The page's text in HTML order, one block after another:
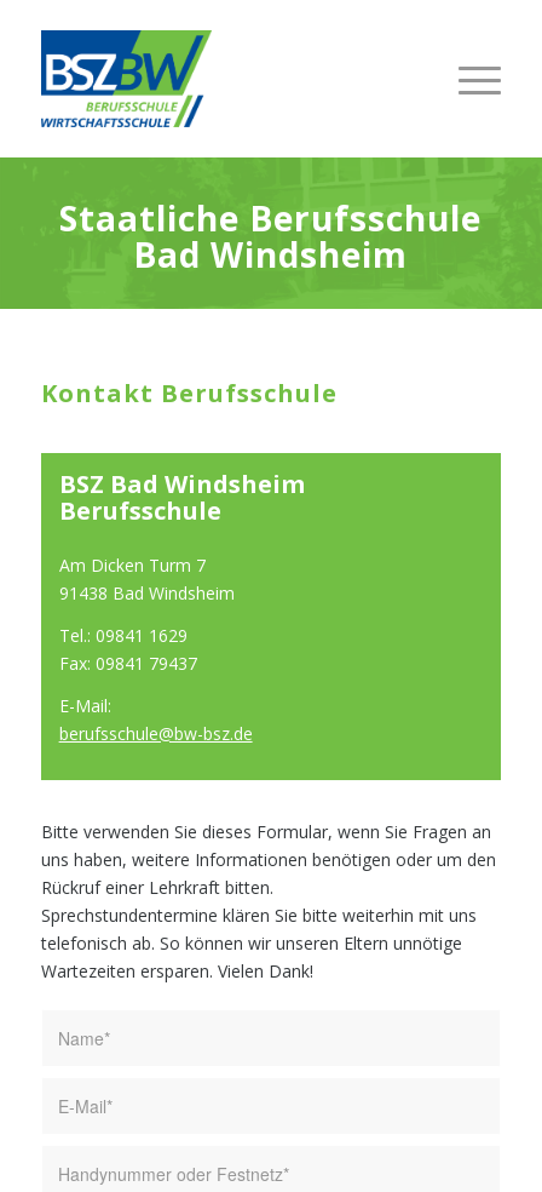
Staat­li­che Berufs­schu­le
Bad Windsheim
Kon­takt Berufsschule
BSZ Bad Winds­heim
Berufs­schu­le
Am Dicken Turm 7
91438 Bad Windsheim
Tel.: 09841 1629
Fax: 09841 79437
E-Mail:
berufsschule@​bw-​bsz.​de
Bit­te ver­wen­den Sie die­ses For­mu­lar, wenn Sie Fra­gen an
uns haben, wei­te­re Infor­ma­tio­nen benö­ti­gen oder um den
Rück­ruf einer Lehr­kraft bitten.
Sprech­stun­den­ter­mi­ne klä­ren Sie bit­te wei­ter­hin mit uns
tele­fo­nisch ab. So kön­nen wir unse­ren Eltern unnö­ti­ge
War­te­zei­ten erspa­ren. Vie­len Dank!